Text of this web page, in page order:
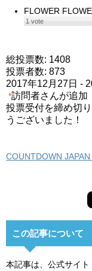
FLOWER
1vote
総投票数: 1408
投票者数: 873
2017年12月27日 -
*訪問者さんが追加
投票受付を締め切
うございました！
COUNTDOWN
この記事について
本記事は、公式サイ